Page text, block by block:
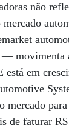
não
mercado
— movimenta
está em
mercado
de faturar